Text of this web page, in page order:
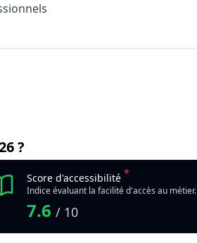
?
Score d'accessibilité *
Indice évaluant la facilité d'accès au métier.
7.6/ 10